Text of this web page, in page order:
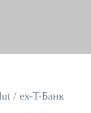
/ ex-T-Банк